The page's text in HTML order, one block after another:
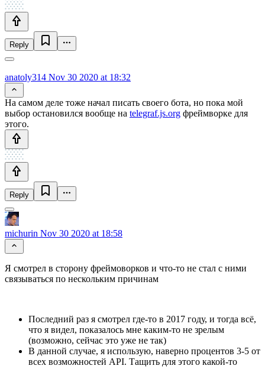
Reply
anatoly314 Nov 30 2020 at 18:32
На самом деле тоже начал писать своего бота, но пока мой
выбор остановился вообще на telegraf.js.org фреймворке для
этого.
Reply
michurin Nov 30 2020 at 18:58
Я смотрел в сторону фреймоворков и что-то не стал с ними
связываться по нескольким причинам
Последний раз я смотрел где-то в 2017 году, и тогда всё,
что я видел, показалось мне каким-то не зрелым
(возможно, сейчас это уже не так)
В данной случае, я использую, наверно процентов 3-5 от
всех возможностей API. Тащить для этого какой-то